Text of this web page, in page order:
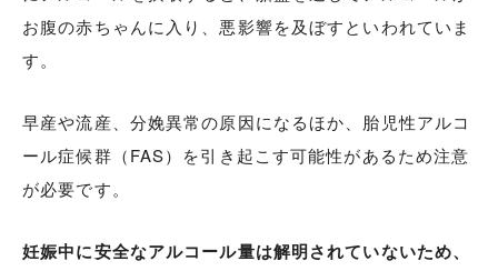
お腹の赤ちゃんに入り、悪影響を及ぼすといわれていま
す。
早産や流産、分娩異常の原因になるほか、胎児性アルコ
ール症候群（FAS）を引き起こす可能性があるため注意
が必要です。
妊娠中に安全なアルコール量は解明されていないため、